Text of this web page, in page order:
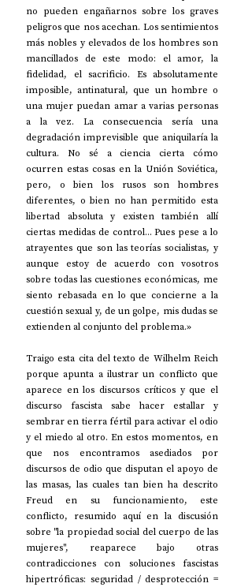
no pueden engañarnos sobre los graves
peligros que nos acechan. Los sentimientos
más nobles y elevados de los hombres son
mancillados de este modo: el amor, la
fidelidad, el sacrificio. Es absolutamente
imposible, antinatural, que un hombre o
una mujer puedan amar a varias personas
a la vez. La consecuencia sería una
degradación imprevisible que aniquilaría la
cultura. No sé a ciencia cierta cómo
ocurren estas cosas en la Unión Soviética,
pero, o bien los rusos son hombres
diferentes, o bien no han permitido esta
libertad absoluta y existen también allí
ciertas medidas de control... Pues pese a lo
atrayentes que son las teorías socialistas, y
aunque estoy de acuerdo con vosotros
sobre todas las cuestiones económicas, me
siento rebasada en lo que concierne a la
cuestión sexual y, de un golpe, mis dudas se
extienden al conjunto del problema.»
Traigo esta cita del texto de Wilhelm Reich
porque apunta a ilustrar un conflicto que
aparece en los discursos críticos y que el
discurso fascista sabe hacer estallar y
sembrar en tierra fértil para activar el odio
y el miedo al otro. En estos momentos, en
que nos encontramos asediados por
discursos de odio que disputan el apoyo de
las masas, las cuales tan bien ha descrito
Freud en su funcionamiento, este
conflicto, resumido aquí en la discusión
sobre "la propiedad social del cuerpo de las
mujeres", reaparece bajo otras
contradicciones con soluciones fascistas
hipertróficas: seguridad / desprotección =